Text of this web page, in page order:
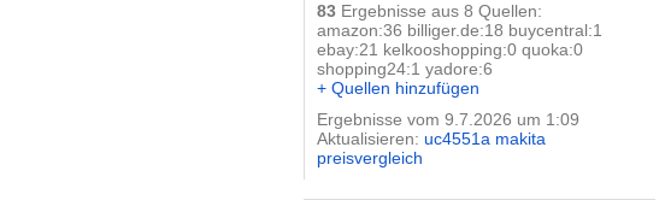
83 Ergebnisse aus 8 Quellen:
amazon:36 billiger.de:18 buycentral:1
ebay:21 kelkooshopping:0 quoka:0
shopping24:1 yadore:6
+ Quellen hinzufügen
Ergebnisse vom 9.7.2026 um 1:09
Aktualisieren: uc4551a makita
preisvergleich